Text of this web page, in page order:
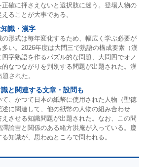
確に押さえないと選択肢に迷う。登場人物の
ることが大事である。
識・漢字
形式は毎年変化するため、幅広く学ぶ必要が
い。2026年度は大問三で熟語の構成要素（漢
字熟語を作るパズル的な問題、大問四でオノ
なつながりを判別する問題が出題された。漢
された。
と関連する文章・設問も
、かつて日本の紙幣に使用された人物（聖徳
に関連して、他の紙幣の人物の組み合わせ
えさせる知識問題が出題された。なお、この問
諭吉と関係のある緒方洪庵が入っている。慶
知識が、思わぬところで問われる。